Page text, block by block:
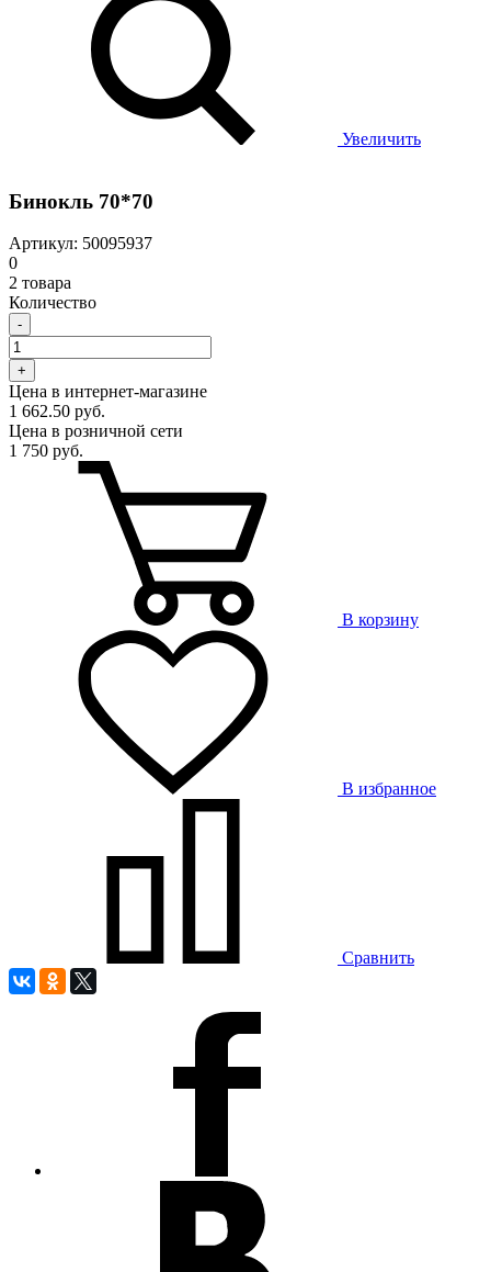
Увеличить
Бинокль 70*70
Артикул: 50095937
0
2 товара
Количество
-
+
Цена в интернет-магазине
1 662.50 руб.
Цена в розничной сети
1 750 руб.
В корзину
В избранное
Сравнить